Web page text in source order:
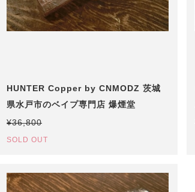
HUNTER Copper by CNMODZ 茨城
県水戸市のベイプ専門店 爆煙堂
¥36,800
SOLD OUT